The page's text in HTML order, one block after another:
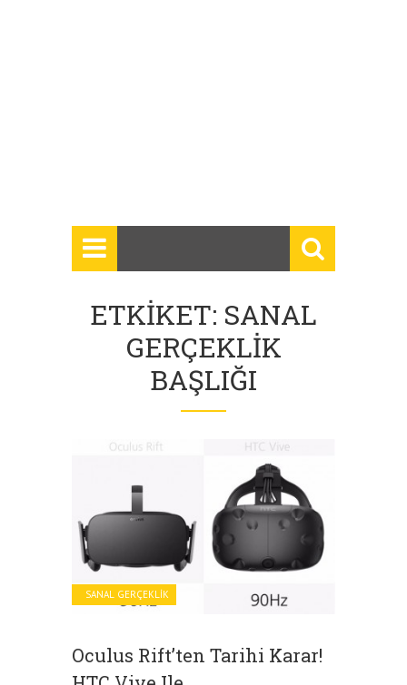
ETKIKET: SANAL
GERÇEKLIK
BAŞLIĞI
SANAL GERÇEKLIK
Oculus Rift’ten Tarihi Karar!